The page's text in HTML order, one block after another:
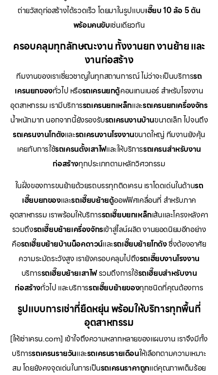
ถ่ายวัสดุก่อสร้างได้รวดเร็ว โดยมาในรูปแบบเฮี๊ยบ 10 ล้อ 5 ตัน
พร้อมคนขับเช่นเดียวกัน
ครอบคลุมทุกลักษณะงาน ทั้งงานยก งานย้าย และ
งานก่อสร้าง
ทีมงานของเราเชี่ยวชาญในทุกสถานการณ์ ไม่ว่าจะเป็นบริการรถ
เครนยกของทั่วไป หรือรถเครนยกตู้คอนเทนเนอร์ สำหรับโรงงาน
อุตสาหกรรม เรามีบริการรถเครนยกเหล็กและรถเครนยกเครื่องจักร
น้ำหนักมาก นอกจากนี้ยังรองรับรถเครนงานบ้านขนาดเล็ก ไปจนถึง
รถเครนงานโกดังและรถเครนงานโรงงานขนาดใหญ่ ทีมงานยังคุ้น
เคยกับการใช้รถเครนตั้งเสาไฟและให้บริการรถเครนสำหรับงาน
ก่อสร้างทุกประเภทตามหลักวิศวกรรม
ในฝั่งของการขนย้ายด้วยรถบรรทุกติดเครน เราโดดเด่นในด้านรถ
เฮี๊ยบยกของและรถเฮี๊ยบย้ายตู้ออฟฟิศเคลื่อนที่ สำหรับภาค
อุตสาหกรรม เราพร้อมให้บริการรถเฮี๊ยบยกเหล็กเส้นและโครงหลังคา
รวมถึงรถเฮี๊ยบย้ายเครื่องจักรเข้าสู่ไลน์ผลิต งานยอดนิยมอีกอย่าง
คือรถเฮี๊ยบย้ายบ้านน็อคดาวน์และรถเฮี๊ยบย้ายโกดังซึ่งต้องอาศัย
ความระมัดระวังสูง เรายังครอบคลุมไปถึงรถเฮี๊ยบงานโรงงาน
บริการรถเฮี๊ยบย้ายเสาไฟรวมถึงการใช้รถเฮี๊ยบสำหรับงาน
ก่อสร้างทั่วไป และบริการรถเฮี๊ยบย้ายของทุกชนิดที่คุณต้องการ
รูปแบบการเช่าที่ยืดหยุ่น พร้อมให้บริการทุกพื้นที่
อุตสาหกรรม
[ให้เช่าเครน.com] เข้าใจถึงความหลากหลายของแผนงาน เราจึงมีทั้ง
บริการรถเครนรายวันและรถเครนรายเดือนให้เลือกตามความเหมาะ
สม โดยยังคงจุดเด่นในการเป็นรถเครนราคาถูกแต่คุณภาพเต็มร้อย